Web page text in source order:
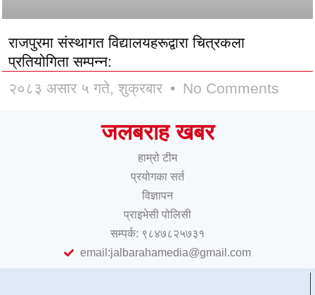
राजपुरमा संस्थागत विद्यालयहरूद्वारा चित्रकला
प्रतियोगिता सम्पन्न:
२०८३ असार ५ गते, शुक्रबार
No Comments
जलबराह खबर
हाम्रो टीम
प्रयोगका सर्त
विज्ञापन
प्राइभेसी पोलिसी
सम्पर्क: ९८४७८२५७३१
email:jalbarahamedia@gmail.com